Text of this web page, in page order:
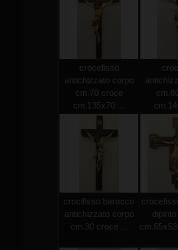
crocefisso
antichizzato corpo
cm.70 croce
cm.135x70 ...
crocifisso barocco
antichizzato corpo
cm.30 croce ...